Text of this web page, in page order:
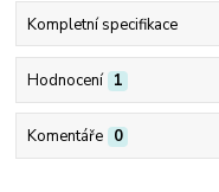
Kompletní specifikace
Hodnocení 1
Komentáře 0